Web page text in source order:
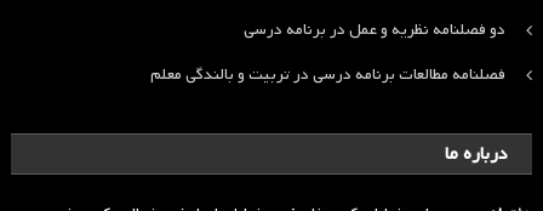
دو فصلنامه نظریه و عمل در برنامه درسی
فصلنامه مطالعات برنامه درسی در تربیت و بالندگی معلم
درباره ما